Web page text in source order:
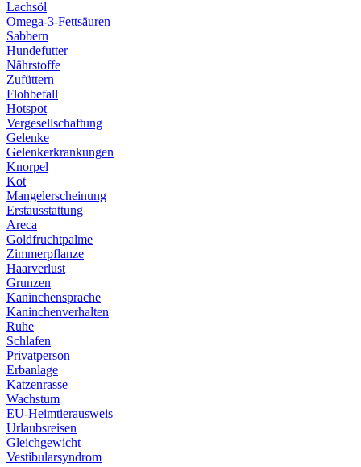
Lachsöl
Omega-3-Fettsäuren
Sabbern
Hundefutter
Nährstoffe
Zufüttern
Flohbefall
Hotspot
Vergesellschaftung
Gelenke
Gelenkerkrankungen
Knorpel
Kot
Mangelerscheinung
Erstausstattung
Areca
Goldfruchtpalme
Zimmerpflanze
Haarverlust
Grunzen
Kaninchensprache
Kaninchenverhalten
Ruhe
Schlafen
Privatperson
Erbanlage
Katzenrasse
Wachstum
EU-Heimtierausweis
Urlaubsreisen
Gleichgewicht
Vestibularsyndrom